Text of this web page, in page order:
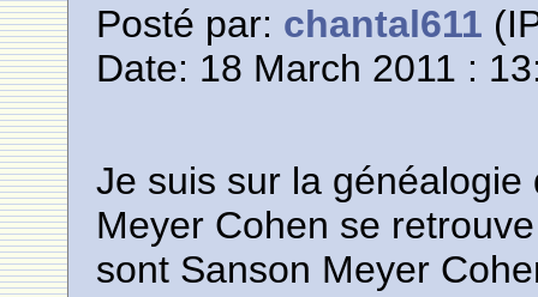
Posté par: chantal611
Date: 18 March 2011 :
Je suis sur la
Meyer Cohen se
sont Sanson Meyer